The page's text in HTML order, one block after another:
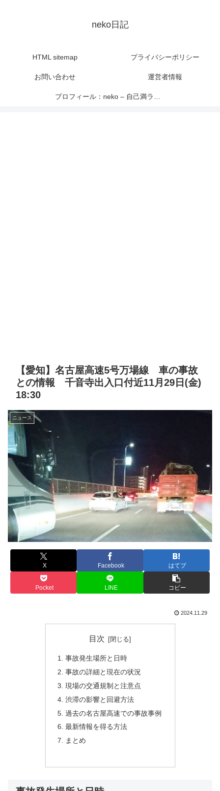
neko日記
HTML sitemap プライバシーポリシー
お問い合わせ 運営者情報
プロフィール：neko – 自己満ライター
【愛知】名古屋高速5号万場線 車の事故
との情報 千音寺出入口付近11月29日(金)
18:30
ニュース
X Facebook はてブ
Pocket LINE コピー
2024.11.29
目次
事故発生場所と日時
事故の詳細と現在の状況
現場の交通規制と注意点
渋滞の影響と回避方法
過去の名古屋高速での事故事例
最新情報を得る方法
まとめ